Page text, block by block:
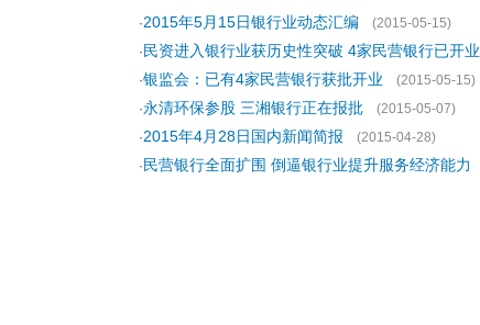
·2015年5月15日银行业动态汇编
(2015-05-15)
· 民资进入银行业获历史性突破 4家民营银行已开业
·银监会：已有4家民营银行获批开业
(2015-05-15)
·永清环保参股 三湘银行正在报批
(2015-05-07)
·2015年4月28日国内新闻简报
(2015-04-28)
· 民营银行全面扩围 倒逼银行业提升服务经济能力